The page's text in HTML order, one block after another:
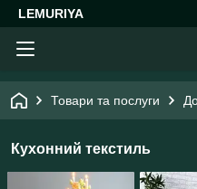
LEMURIYA
Товари та послуги
Кухонний текстиль